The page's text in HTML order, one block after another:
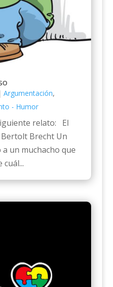
Argumentación,
- Humor
relato: El
Brecht Un
un muchacho que